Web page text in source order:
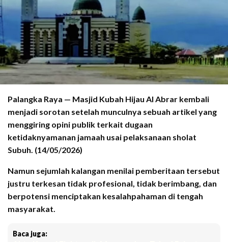
Palangka Raya — Masjid Kubah Hijau Al Abrar kembali
menjadi sorotan setelah munculnya sebuah artikel yang
menggiring opini publik terkait dugaan
ketidaknyamanan jamaah usai pelaksanaan sholat
Subuh. (14/05/2026)
Namun sejumlah kalangan menilai pemberitaan tersebut
justru terkesan tidak profesional, tidak berimbang, dan
berpotensi menciptakan kesalahpahaman di tengah
masyarakat.
Baca juga: